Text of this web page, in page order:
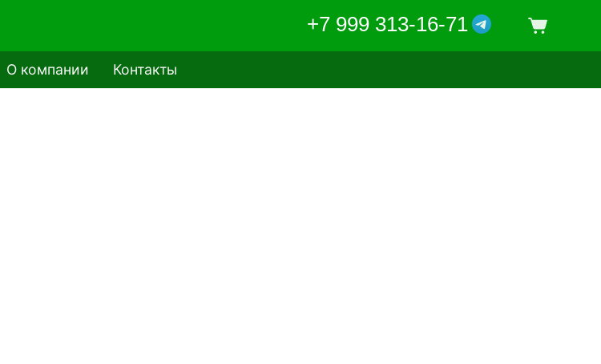
+7 999 313-16-71
О компании Контакты